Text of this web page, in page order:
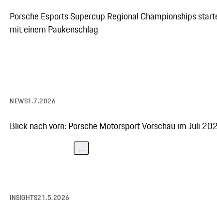
Porsche Esports Supercup Regional Championships
mit einem Paukenschlag
NEWS1.7.2026
Blick nach vorn: Porsche Motorsport Vorschau im Juli
INSIGHTS21.5.2026